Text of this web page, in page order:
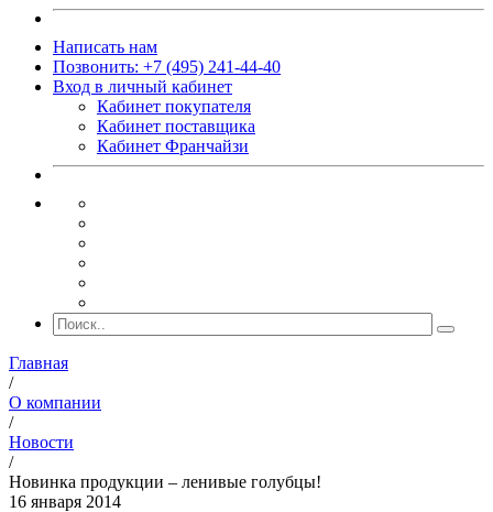
Написать нам
Позвонить: +7 (495) 241-44-40
Вход в личный кабинет
Кабинет покупателя
Кабинет поставщика
Кабинет Франчайзи
Главная
/
О компании
/
Новости
/
Новинка продукции – ленивые голубцы!
16 января 2014